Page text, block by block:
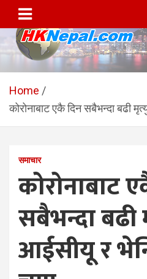
content
HKNepal.com –
सञ्चालित पहिलो
पत्रिका
hknepal, hknepal.com, hk nepal, hk
Home
कोरोनाबाट एकै दिन सबैभन्दा बढी
समाचार
कोरोनाबाट
सबैभन्दा बढी
आईसीयू र